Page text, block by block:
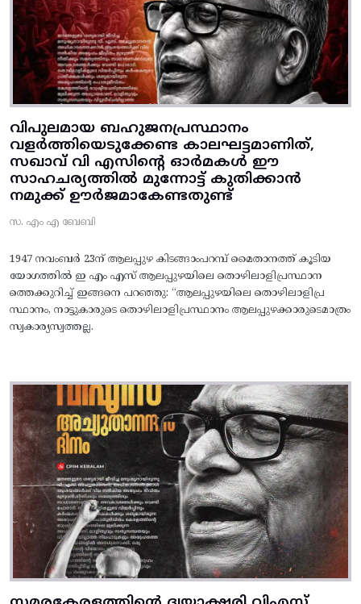
വിപുലമായ ബഹുജനപ്രസ്ഥാനം
വളർത്തിയെടുക്കേണ്ട കാലഘട്ടമാണിത്,
സഖാവ് വി എസിന്റെ ഓർമകൾ ഈ
സാഹചര്യത്തിൽ മുന്നോട്ട്‌ കുതിക്കാൻ
നമുക്ക് ഊർജമാകേണ്ടതുണ്ട്
സ. എം എ ബേബി
1947 നവംബർ 23ന് ആലപ്പുഴ കിടങ്ങാംപറമ്പ്‌ മൈതാനത്ത്‌ കൂടിയ
യോഗത്തിൽ ഇ എം എസ് ആലപ്പുഴയിലെ തൊഴിലാളിപ്രസ്ഥാന
ത്തെക്കുറിച്ച് ഇങ്ങനെ പറഞ്ഞു: “ആലപ്പുഴയിലെ തൊഴിലാളിപ്ര
സ്ഥാനം, നാട്ടുകാരുടെ തൊഴിലാളിപ്രസ്ഥാനം ആലപ്പുഴക്കാരുടെമാത്രം
സ്വകാര്യസ്വത്തല്ല.